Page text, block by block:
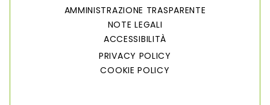
AMMINISTRAZIONE TRASPARENTE
NOTE LEGALI
ACCESSIBILITÀ
PRIVACY POLICY
COOKIE POLICY